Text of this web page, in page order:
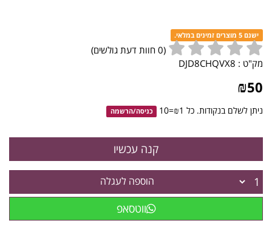
ישנם 5 מוצרים זמינים במלאי.
(
0 חוות דעת גולשים)
מק"ט : DJD8CHQVX8
₪50
ניתן לשלם בנקודות. כל ₪1=10 כניסה/הרשמה
הוספה לעגלה
ווטסאפ